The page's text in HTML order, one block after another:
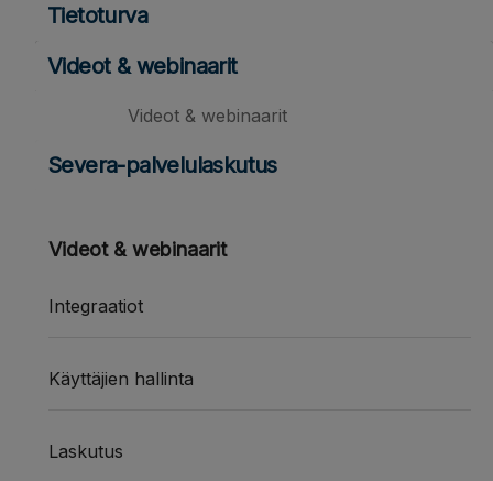
Tietoturva
Videot & webinaarit
Videot & webinaarit
Severa-palvelulaskutus
Videot & webinaarit
Integraatiot
Käyttäjien hallinta
Laskutus